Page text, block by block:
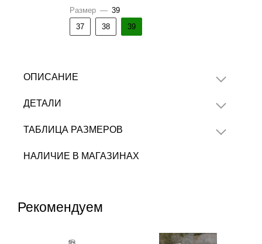
Размер — 39
37
38 39
ОПИСАНИЕ
ДЕТАЛИ
ТАБЛИЦА РАЗМЕРОВ
НАЛИЧИЕ В МАГАЗИНАХ
Рекомендуем